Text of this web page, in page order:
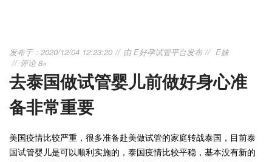
发布于：2020/12/04 12:23:20 由E好孕试管平台发布
E妹
评论 8»
去泰国做试管婴儿前做好身心准
备非常重要
美国疫情比较严重，很多准备赴美做试管的家庭转战泰国，目前泰
国试管婴儿是可以顺利实施的，泰国疫情比较平稳，基本没有新的